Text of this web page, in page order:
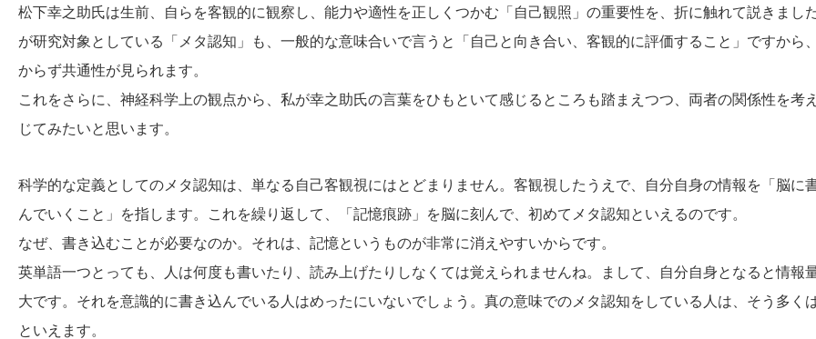
松下幸之助氏は生前、自らを客観的に観察し、能力や適性を正しくつかむ「自己観照」の重要性を、折に触れて説きまし
が研究対象としている「メタ認知」も、一般的な意味合いで言うと「自己と向き合い、客観的に評価すること」ですから
からず共通性が見られます。
これをさらに、神経科学上の観点から、私が幸之助氏の言葉をひもといて感じるところも踏まえつつ、両者の関係性を考
じてみたいと思います。
科学的な定義としてのメタ認知は、単なる自己客観視にはとどまりません。客観視したうえで、自分自身の情報を「脳に
んでいくこと」を指します。これを繰り返して、「記憶痕跡」を脳に刻んで、初めてメタ認知といえるのです。
なぜ、書き込むことが必要なのか。それは、記憶というものが非常に消えやすいからです。
英単語一つとっても、人は何度も書いたり、読み上げたりしなくては覚えられませんね。まして、自分自身となると情報
大です。それを意識的に書き込んでいる人はめったにいないでしょう。真の意味でのメタ認知をしている人は、そう多く
といえます。